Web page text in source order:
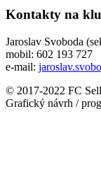
Kontakty na
Jaroslav Svoboda
mobil: 602 193 727
e-mail:
© 2017-2022 FC
Grafický návrh /